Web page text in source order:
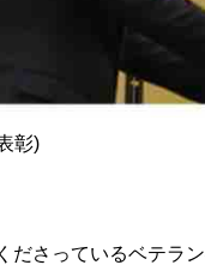
彰)
ださっているベテラ